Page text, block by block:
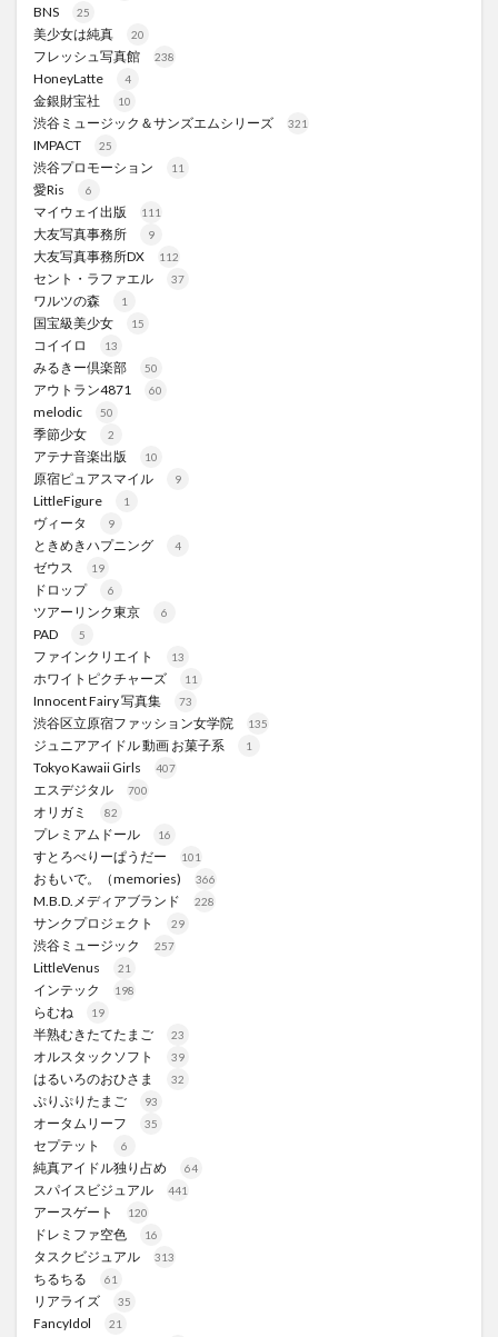
BNS 25
美少女は純真 20
フレッシュ写真館 238
HoneyLatte 4
金銀財宝社 10
渋谷ミュージック＆サンズエムシリーズ 321
IMPACT 25
渋谷プロモーション 11
愛Ris 6
マイウェイ出版 111
大友写真事務所 9
大友写真事務所DX 112
セント・ラファエル 37
ワルツの森 1
国宝級美少女 15
コイイロ 13
みるきー倶楽部 50
アウトラン4871 60
melodic 50
季節少女 2
アテナ音楽出版 10
原宿ピュアスマイル 9
LittleFigure 1
ヴィータ 9
ときめきハプニング 4
ゼウス 19
ドロップ 6
ツアーリンク東京 6
PAD 5
ファインクリエイト 13
ホワイトピクチャーズ 11
Innocent Fairy 写真集 73
渋谷区立原宿ファッション女学院 135
ジュニアアイドル 動画 お菓子系 1
Tokyo Kawaii Girls 407
エスデジタル 700
オリガミ 82
プレミアムドール 16
すとろべりーぱうだー 101
おもいで。（memories) 366
M.B.D.メディアブランド 228
サンクプロジェクト 29
渋谷ミュージック 257
LittleVenus 21
インテック 198
らむね 19
半熟むきたてたまご 23
オルスタックソフト 39
はるいろのおひさま 32
ぷりぷりたまご 93
オータムリーフ 35
セプテット 6
純真アイドル独り占め 64
スパイスビジュアル 441
アースゲート 120
ドレミファ空色 16
タスクビジュアル 313
ちるちる 61
リアライズ 35
FancyIdol 21